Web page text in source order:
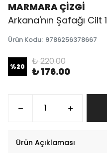
MARMARA ÇİZGİ
Arkana'nın Şafağı Cilt 1
Ürün Kodu: 9786256378667
%20 ₺ 220.00
₺ 176.00
Ürün Açıklaması